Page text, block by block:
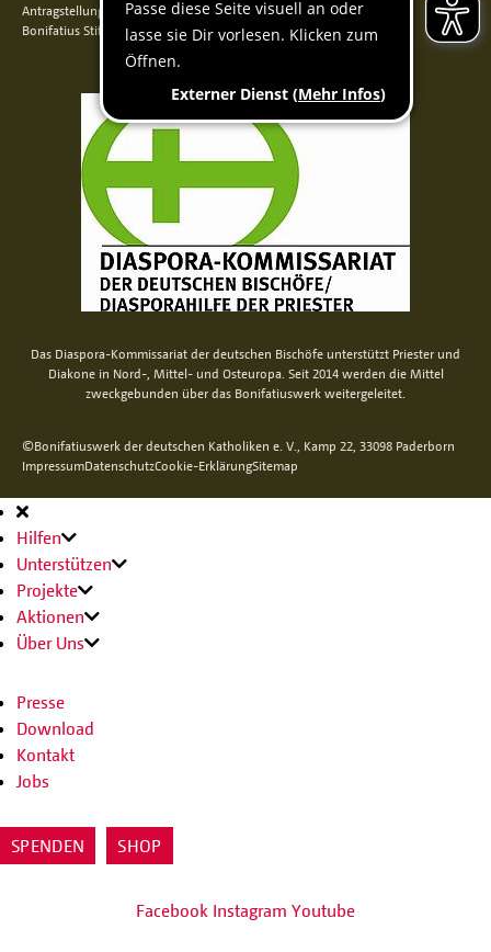
Antragstellung
Bonifatius Stiftungszentrum
Das Diaspora-Kommissariat der deutschen Bischöfe unterstützt Priester und
Diakone in Nord-, Mittel- und Osteuropa. Seit 2014 werden die Mittel
zweckgebunden über das Bonifatiuswerk weitergeleitet.
©Bonifatiuswerk der deutschen Katholiken e. V., Kamp 22, 33098 Paderborn
ImpressumDatenschutzCookie-ErklärungSitemap
Hauptnavigation
Hilfen
Unterstützen
Projekte
Aktionen
Über Uns
Presse
Download
Kontakt
Jobs
SPENDEN SHOP
Facebook Instagram Youtube